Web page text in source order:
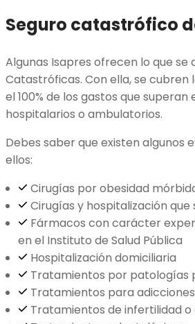
Seguro catastrófico
Algunas Isapres ofrecen lo que
Catastróficas. Con ella, se
el 100% de los gastos que
hospitalarios o ambulatorios.
Debes saber que existen algunos
ellos:
Cirugías por obesidad
Cirugías y hospitalización
Fármacos con carácter
en el Instituto de Salud Pública
Hospitalización domiciliaria
Tratamientos por patologías
Tratamientos para
Tratamientos de infertilidad o